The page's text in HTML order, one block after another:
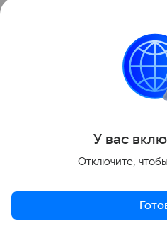
именно резистентность
уже названа одной из
Более того, кое-кто уже
искусственной жизни.
У вас
Отключите,